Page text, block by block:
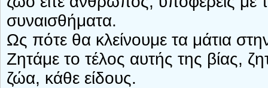
συναισθήματα.
Ως πότε θα κλείνουμε τα μάτια
Ζητάμε το τέλος αυτής της βίας,
ζώα, κάθε είδους.